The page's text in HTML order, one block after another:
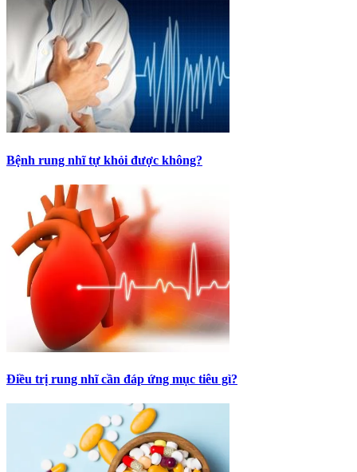
Bệnh rung nhĩ tự khỏi được không?
Điều trị rung nhĩ cần đáp ứng mục tiêu gì?